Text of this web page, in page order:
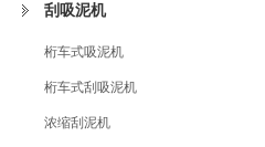
刮吸泥机
桁车式吸泥机
桁车式刮吸泥机
浓缩刮泥机